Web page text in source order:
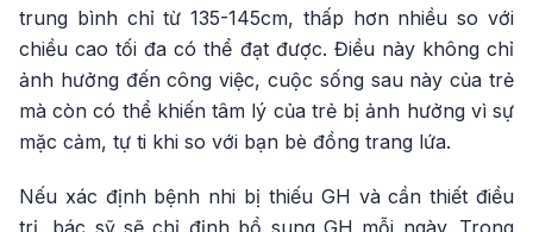
trung bình chỉ từ 135-145cm, thấp hơn nhiều so với
chiều cao tối đa có thể đạt được. Điều này không chỉ
ảnh hưởng đến công việc, cuộc sống sau này của trẻ
mà còn có thể khiến tâm lý của trẻ bị ảnh hưởng vì sự
mặc cảm, tự ti khi so với bạn bè đồng trang lứa.
Nếu xác định bệnh nhi bị thiếu GH và cần thiết điều
trị, bác sỹ sẽ chỉ định bổ sung GH mỗi ngày. Trong